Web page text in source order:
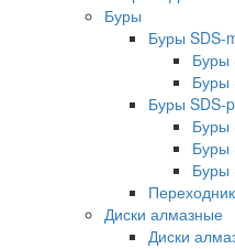
Буры
Буры SDS-
Буры
Буры
Буры SDS-
Буры
Буры
Буры
Диски алмазные
Диски